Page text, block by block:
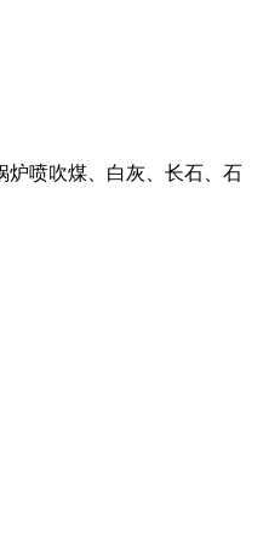
炉喷吹煤、白灰、长石、石